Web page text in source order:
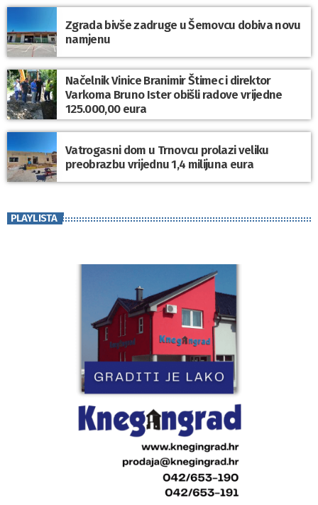
Zgrada bivše zadruge u Šemovcu dobiva novu
namjenu
Načelnik Vinice Branimir Štimec i direktor
Varkoma Bruno Ister obišli radove vrijedne
125.000,00 eura
Vatrogasni dom u Trnovcu prolazi veliku
preobrazbu vrijednu 1,4 milijuna eura
PLAYLISTA